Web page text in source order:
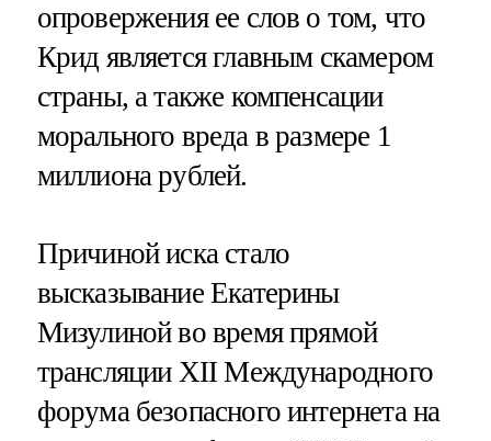
опровержения ее слов о том, что
Крид является главным скамером
страны, а также компенсации
морального вреда в размере 1
миллиона рублей.
Причиной иска стало
высказывание Екатерины
Мизулиной во время прямой
трансляции XII Международного
форума безопасного интернета на